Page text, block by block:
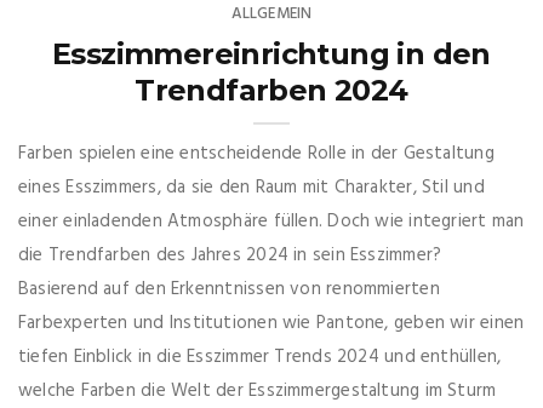
ALLGEMEIN
Esszimmereinrichtung in den
Trendfarben 2024
Farben spielen eine entscheidende Rolle in der Gestaltung
eines Esszimmers, da sie den Raum mit Charakter, Stil und
einer einladenden Atmosphäre füllen. Doch wie integriert man
die Trendfarben des Jahres 2024 in sein Esszimmer?
Basierend auf den Erkenntnissen von renommierten
Farbexperten und Institutionen wie Pantone, geben wir einen
tiefen Einblick in die Esszimmer Trends 2024 und enthüllen,
welche Farben die Welt der Esszimmergestaltung im Sturm